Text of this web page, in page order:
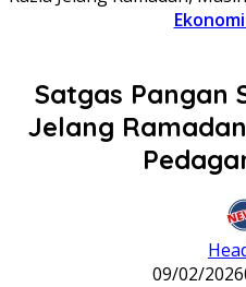
Satgas Pangan
Jelang
09/02/2026